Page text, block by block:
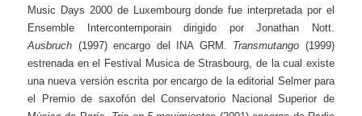
Music Days 2000 de Luxembourg donde fue interpretada por el
Ensemble Intercontemporain dirigido por Jonathan Nott.
Ausbruch (1997) encargo del INA GRM. Transmutango (1999)
estrenada en el Festival Musica de Strasbourg, de la cual existe
una nueva versión escrita por encargo de la editorial Selmer para
el Premio de saxofón del Conservatorio Nacional Superior de